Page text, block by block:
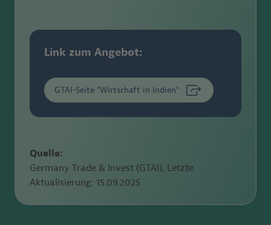
Link zum Angebot:
GTAI-Seite "Wirtschaft in Indien"
Quelle:
Germany Trade & Invest (GTAI), Letzte
Aktualisierung: 15.09.2025